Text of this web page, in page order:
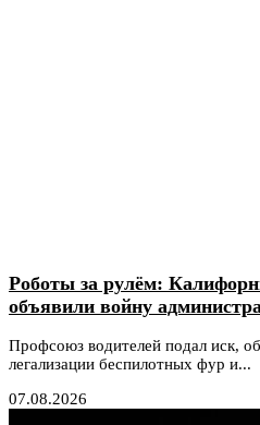
Роботы за рулём:
объявили войну
Профсоюз водителей подал иск,
легализации беспилотных фур и...
07.08.2026